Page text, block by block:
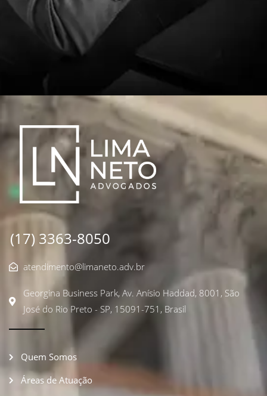
(17) 3363-8050
atendimento@limaneto.adv.br
Georgina Business Park, Av. Anísio Haddad, 8001, São
José do Rio Preto - SP, 15091-751, Brasil
Quem Somos
Áreas de Atuação